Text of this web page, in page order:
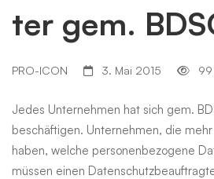
ter gem.
PRO-ICON 3. Mai 2015 99
Jedes Unternehmen hat sich gem.
beschäftigen. Unternehmen, die
haben, welche personenbezogene
müssen einen